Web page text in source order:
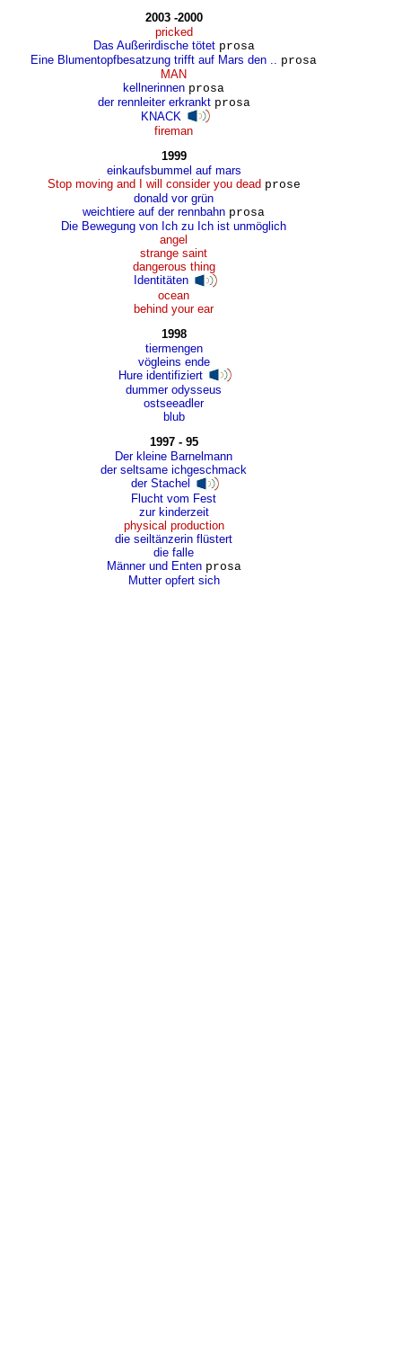
2003 -2000
pricked
Das Außerirdische tötet prosa
Eine Blumentopfbesatzung trifft auf Mars den ..
prosa
MAN
kellnerinnen prosa
der rennleiter erkrankt prosa
KNACK
fireman
1999
einkaufsbummel auf mars
Stop moving and I will consider you dead prose
donald vor grün
weichtiere auf der rennbahn prosa
Die Bewegung von Ich zu Ich ist unmöglich
angel
strange saint
dangerous thing
Identitäten
ocean
behind your ear
1998
tiermengen
vögleins ende
Hure identifiziert
dummer odysseus
ostseeadler
blub
1997 - 95
Der kleine Barnelmann
der seltsame ichgeschmack
der Stachel
Flucht vom Fest
zur kinderzeit
physical production
die seiltänzerin flüstert
die falle
Männer und Enten prosa
Mutter opfert sich